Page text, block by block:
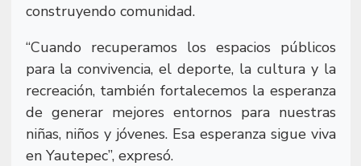
construyendo comunidad.
“Cuando recuperamos los espacios públicos
para la convivencia, el deporte, la cultura y la
recreación, también fortalecemos la esperanza
de generar mejores entornos para nuestras
niñas, niños y jóvenes. Esa esperanza sigue viva
en Yautepec”, expresó.